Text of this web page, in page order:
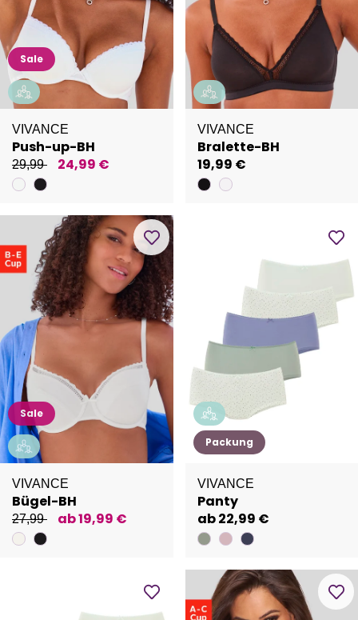
Sale
VIVANCE
Push-up-BH
29,99 24,99 €
VIVANCE
Bralette-BH
19,99 €
Sale
VIVANCE
Bügel-BH
27,99 ab 19,99 €
Packung
VIVANCE
Panty
ab 22,99 €